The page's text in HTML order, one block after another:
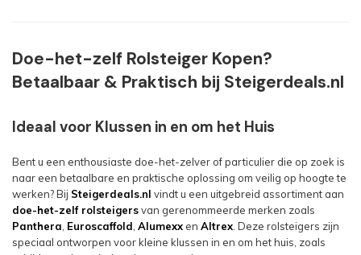
Doe-het-zelf Rolsteiger Kopen?
Betaalbaar & Praktisch bij Steigerdeals.nl
Ideaal voor Klussen in en om het Huis
Bent u een enthousiaste doe-het-zelver of particulier die op zoek is
naar een betaalbare en praktische oplossing om veilig op hoogte te
werken? Bij Steigerdeals.nl vindt u een uitgebreid assortiment aan
doe-het-zelf rolsteigersvan gerenommeerde merken zoals
Panthera Euroscaffold Alumexx en Altrex . Deze rolsteigers zijn
speciaal ontworpen voor kleine klussen in en om het huis, zoals